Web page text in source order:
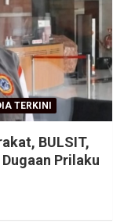
TERKINI
BULSIT,
Prilaku